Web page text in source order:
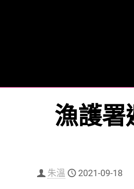
漁護署
朱溫 2021-09-18